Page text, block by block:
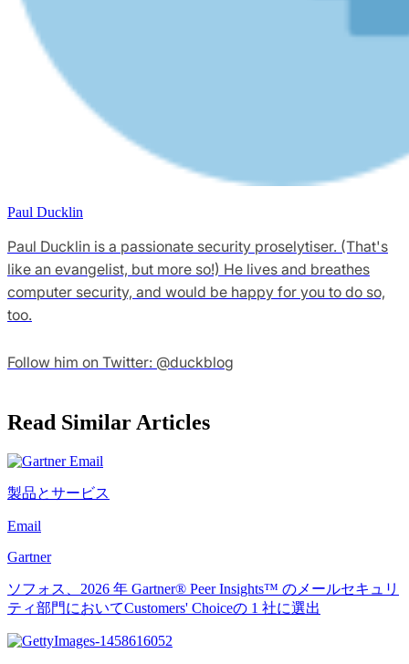
Paul Ducklin
Paul Ducklin is a passionate security proselytiser. (That's
like an evangelist, but more so!) He lives and breathes
computer security, and would be happy for you to do so,
too.
Follow him on Twitter: @duckblog
Read Similar Articles
製品とサービス
Email
Gartner
ソフォス、2026 年 Gartner® Peer Insights™ のメールセキュリ
ティ部門においてCustomers' Choiceの 1 社に選出